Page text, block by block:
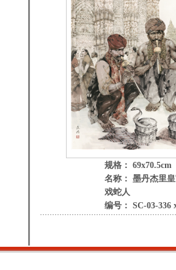
规格： 69x70.5cm
名称： 墨丹杰里
戏蛇人
编号： SC-03-336